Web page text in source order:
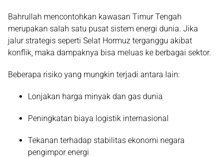
Bahrullah mencontohkan kawasan Timur Tengah
merupakan salah satu pusat sistem energi dunia. Jika
jalur strategis seperti Selat Hormuz terganggu akibat
konflik, maka dampaknya bisa meluas ke berbagai sektor.
Beberapa risiko yang mungkin terjadi antara lain:
Lonjakan harga minyak dan gas dunia
Peningkatan biaya logistik internasional
Tekanan terhadap stabilitas ekonomi negara
pengimpor energi